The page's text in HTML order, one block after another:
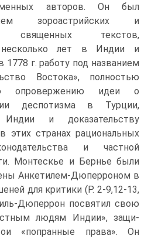
авторов. Он был
зороастрийских и
священных текстов,
лет в Индии и
г. работу под названием
Востока», полностью
опровержению идеи о
деспотизма в Турции,
и доказательству
этих странах рациональных
и частной
Монтескье и Бернье были
Анкетилем-Дюперроном в
для критики (Р. 2-9,12-13,
Дюперрон посвятил свою
людям Индии», защи­
«попранные права». Он